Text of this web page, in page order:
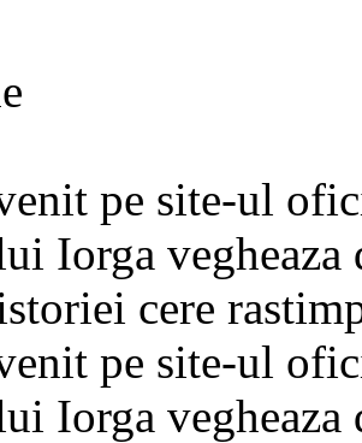
pe site-ul
Iorga
cere
pe site-ul
Iorga